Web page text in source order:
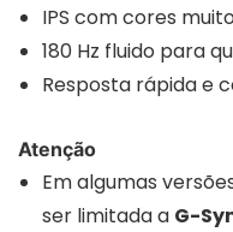
IPS com cores
180 Hz fluido para
Resposta rápida e
Atenção
Em algumas
ser limitada a G-